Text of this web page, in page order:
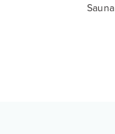
Sauna